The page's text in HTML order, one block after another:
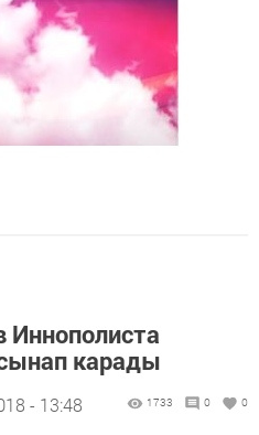
карады
- 13:48 1733 0 0